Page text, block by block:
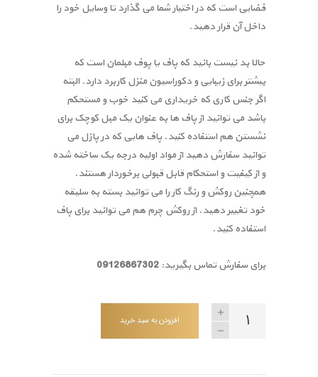
فضایی است که در اختیار شما می گذارد تا وسایل خود را
داخل آن قرار دهید.
حالا بد نیست بانید که پاف یا پوف مبلمان است که
بیشتر برای زیبایی و دکوراسیون منزل کاربرد دارد. البته
اگر جنس کاری که خریداری می کنید خوب و مستحکم
باشد می توانید از پاف ها به عنوان یک مبل کوچک برای
نشستن هم استفاده کنید. پاف هایی که در پازل می
توانید سفارش دهید از مواد اولیه درجه یک ساخته شده
و از کیفیت و استحکام قابل قبولی برخوردار هستند.
همچنین روکش و رنگ کار را می توانید بسته به سلیقه
خود تغییر دهید. از روکش چرم هم می توانید برای پاف
استفاده کنید.
برای سفارش تماس بگیرید:
افزودن به سبد خرید